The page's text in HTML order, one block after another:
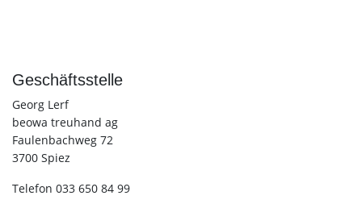
Geschäftsstelle
Georg Lerf
beowa treuhand ag
Faulenbachweg 72
3700 Spiez
Telefon 033 650 84 99